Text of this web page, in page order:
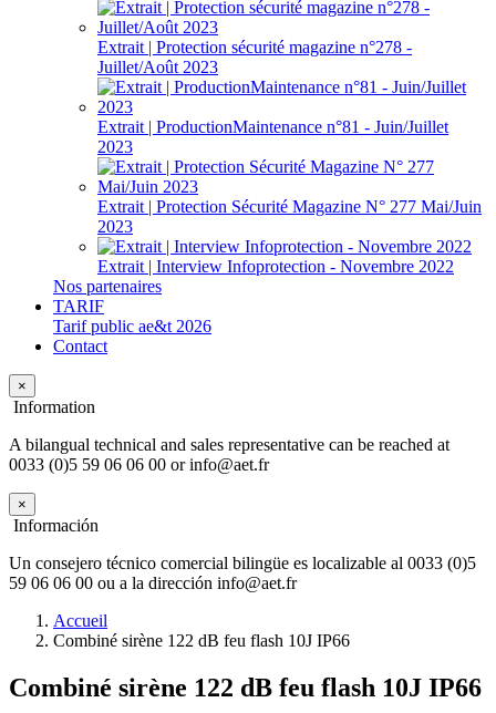
Extrait | Protection sécurité magazine n°278 -
Juillet/Août 2023
Extrait | ProductionMaintenance n°81 - Juin/Juillet
2023
Extrait | Protection Sécurité Magazine N° 277 Mai/Juin
2023
Extrait | Interview Infoprotection - Novembre 2022
Nos partenaires
TARIF
Tarif public ae&t 2026
Contact
×
Information
A bilangual technical and sales representative can be reached at
0033 (0)5 59 06 06 00 or info@aet.fr
×
Información
Un consejero técnico comercial bilingüe es localizable al 0033 (0)5
59 06 06 00 ou a la dirección info@aet.fr
Accueil
Combiné sirène 122 dB feu flash 10J IP66
Combiné sirène 122 dB feu flash 10J IP66